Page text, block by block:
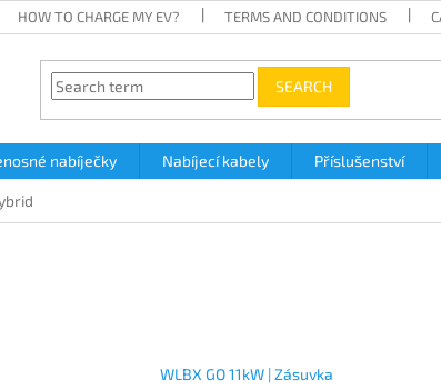
HOW TO CHARGE MY EV? TERMS AND CONDITIONS
SEARCH
nabíječky Nabíjecí kabely Příslušenství
WLBX GO 11kW | Zásuvka